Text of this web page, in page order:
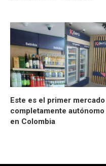
Este es el primer mercado
completamente autónomo
en Colombia